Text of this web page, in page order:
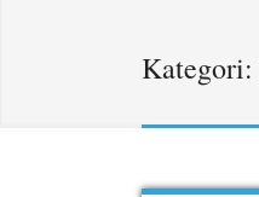
Kategori: